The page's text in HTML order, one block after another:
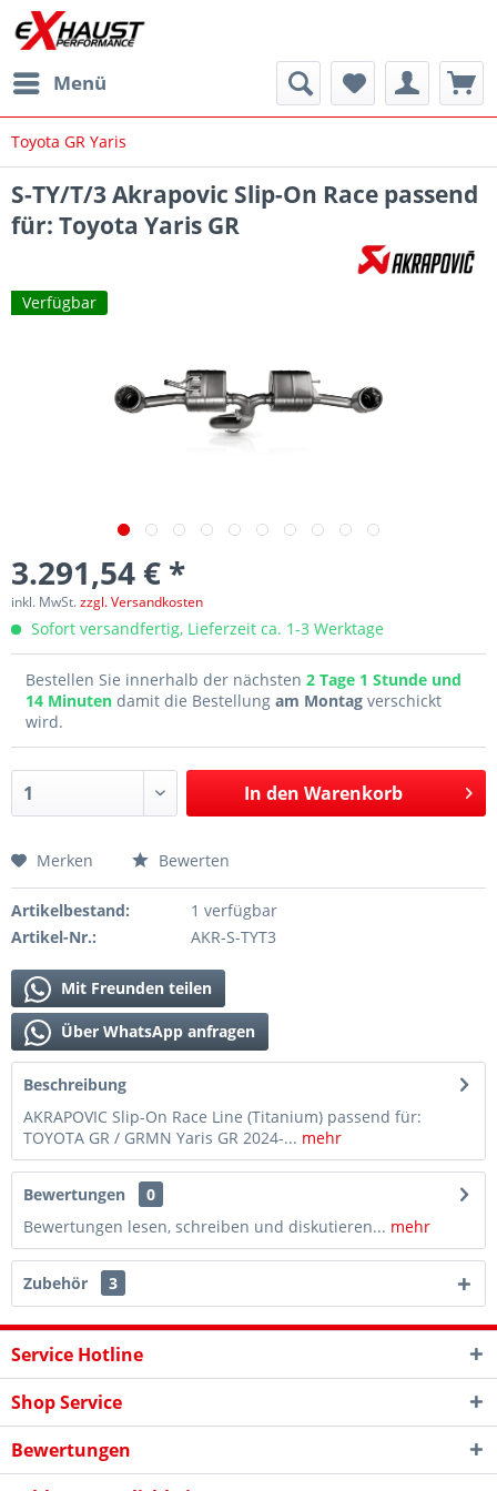
Menü
Toyota GR Yaris
S-TY/T/3 Akrapovic Slip-On Race passend
für: Toyota Yaris GR
Verfügbar
3.291,54 € *
inkl. MwSt.zzgl. Versandkosten
Sofort versandfertig, Lieferzeit ca. 1-3 Werktage
Bestellen Sie innerhalb der nächsten 2 Tage 1 Stunde und
14 Minuten damit die Bestellung am Montag verschickt
wird.
In den Warenkorb
Merken Bewerten
Artikelbestand:
1 verfügbar
Artikel-Nr.:
AKR-S-TYT3
Mit Freunden teilen
Über WhatsApp anfragen
Beschreibung
AKRAPOVIC Slip-On Race Line (Titanium) passend für:
TOYOTA GR / GRMN Yaris GR 2024-... mehr
Bewertungen
0
Bewertungen lesen, schreiben und diskutieren... mehr
Zubehör 3
Service Hotline
Shop Service
Bewertungen